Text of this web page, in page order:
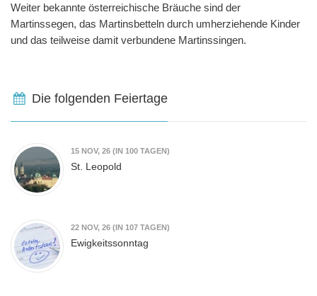
Weiter bekannte österreichische Bräuche sind der
Martinssegen, das Martinsbetteln durch umherziehende Kinder
und das teilweise damit verbundene Martinssingen.
Die folgenden Feiertage
15 NOV, 26 (IN 100 TAGEN)
St. Leopold
22 NOV, 26 (IN 107 TAGEN)
Ewigkeitssonntag